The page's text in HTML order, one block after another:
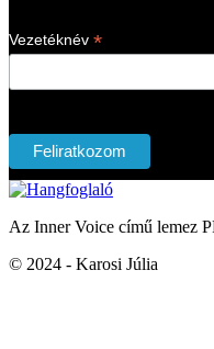
Vezetéknév *
Az Inner Voice című lemez
© 2024 - Karosi Júlia